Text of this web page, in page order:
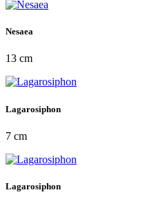
Nesaea
13 cm
Lagarosiphon
7 cm
Lagarosiphon